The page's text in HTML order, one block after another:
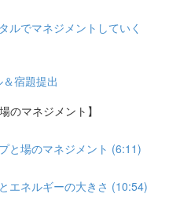
でマネジメントしていく
宿題提出
マネジメント】
と場のマネジメント (6:11)
エネルギーの大きさ (10:54)